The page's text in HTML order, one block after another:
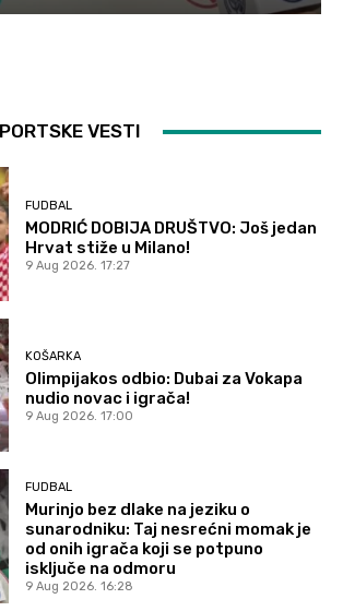
VESTI
FUDBAL
MODRIĆ DOBIJA DRUŠTVO: Još jedan
Hrvat stiže u Milano!
9 Aug 2026. 17:27
KOŠARKA
Olimpijakos odbio: Dubai za Vokapa
nudio novac i igrača!
9 Aug 2026. 17:00
FUDBAL
Murinjo bez dlake na jeziku o
sunarodniku: Taj nesrećni momak je
od onih igrača koji se potpuno
isključe na odmoru
9 Aug 2026. 16:28